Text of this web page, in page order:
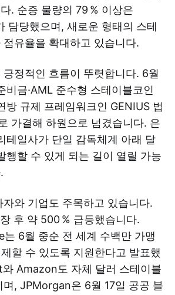
. 순증 물량의 79 % 이상은
담당했으며, 새로운 형태의 스테
유율을 확대하고 있습니다.
정적인 흐름이 뚜렷합니다. 6월
비금·AML 준수형 스테이블코인
방 규제 프레임워크인 GENIUS 법
가결해 하원으로 넘겼습니다. 은
테일사가 단일 감독체계 아래 달
행할 수 있게 되는 길이 열릴 가능
와 기업도 주목하고 있습니다.
후 약 500 % 급등했습니다.
6월 중순 전 세계 수백만 가맹
할 수 있도록 지원한다고 발표했
Amazon도 자체 달러 스테이블
며, JPMorgan은 6월 17일 공공 블